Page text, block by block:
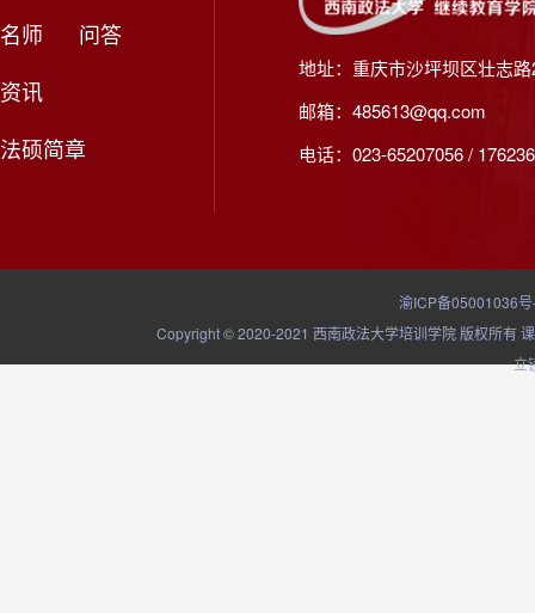
名师
问答
资讯
法硕简章
地址：重庆市沙坪坝区壮志
邮箱：485613@qq.com
电话：023-65207056 /
渝ICP备05001036
Copyright © 2020-2021 西南政法大学培训学院 版权所有
立